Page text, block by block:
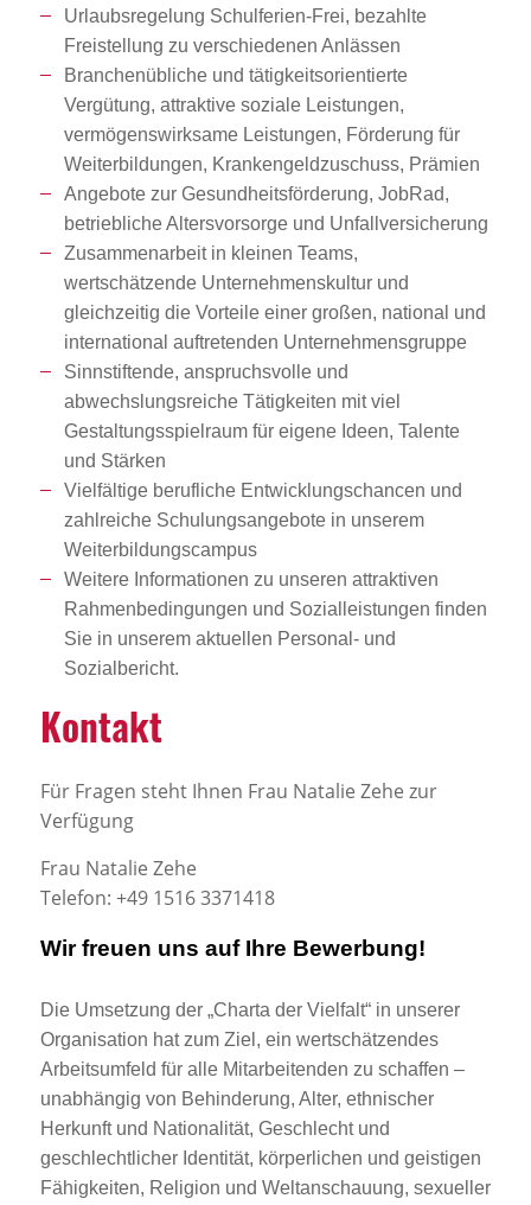
Urlaubsregelung Schulferien-Frei, bezahlte
Freistellung zu verschiedenen Anlässen
Branchenübliche und tätigkeitsorientierte
Vergütung, attraktive soziale Leistungen,
vermögenswirksame Leistungen, Förderung für
Weiterbildungen, Krankengeldzuschuss, Prämien
Angebote zur Gesundheitsförderung, JobRad,
betriebliche Altersvorsorge und Unfallversicherung
Zusammenarbeit in kleinen Teams,
wertschätzende Unternehmenskultur und
gleichzeitig die Vorteile einer großen, national und
international auftretenden Unternehmensgruppe
Sinnstiftende, anspruchsvolle und
abwechslungsreiche Tätigkeiten mit viel
Gestaltungsspielraum für eigene Ideen, Talente
und Stärken
Vielfältige berufliche Entwicklungschancen und
zahlreiche Schulungsangebote in unserem
Weiterbildungscampus
Weitere Informationen zu unseren attraktiven
Rahmenbedingungen und Sozialleistungen finden
Sie in unserem aktuellen Personal- und
Sozialbericht.
Kontakt
Für Fragen steht Ihnen Frau Natalie Zehe zur
Verfügung
Frau Natalie Zehe
Telefon: +49 1516 3371418
Wir freuen uns auf Ihre Bewerbung!
Die Umsetzung der „Charta der Vielfalt“ in unserer
Organisation hat zum Ziel, ein wertschätzendes
Arbeitsumfeld für alle Mitarbeitenden zu schaffen –
unabhängig von Behinderung, Alter, ethnischer
Herkunft und Nationalität, Geschlecht und
geschlechtlicher Identität, körperlichen und geistigen
Fähigkeiten, Religion und Weltanschauung, sexueller